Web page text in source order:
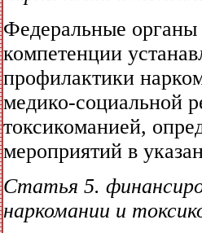
Федеральные органы
компетенции
профилактики
медико-социальной
токсикоманией,
мероприятий в
Статья 5.
наркомании и